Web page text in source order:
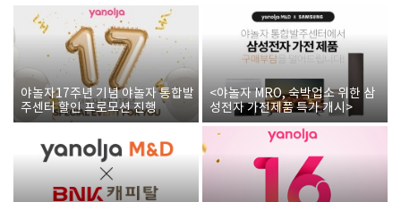
야놀자17주년 기념 야놀자 통합발
주센터 할인 프로모션 진행
<야놀자 MRO, 숙박업소 위한 삼
성전자 가전제품 특가 개시>